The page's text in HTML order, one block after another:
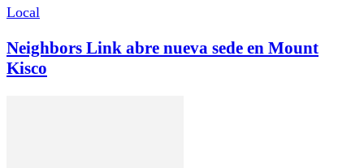
Local
Neighbors Link abre nueva sede en Mount
Kisco